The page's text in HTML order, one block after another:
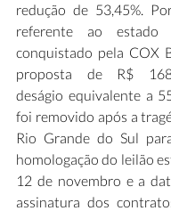
redução de 53,45%.
referente ao
conquistado pela COX
proposta de R$
deságio equivalente a
foi removido após a
Rio Grande do Sul
homologação do leilão
12 de novembro e a
assinatura dos